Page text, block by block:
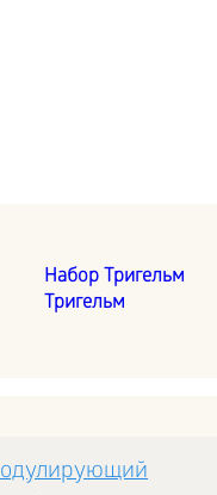
Набор Тригельм
Тригельм
Северная омега-3
Essential Fatty Acids /